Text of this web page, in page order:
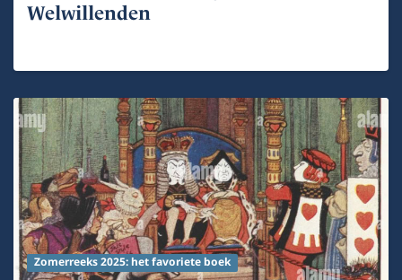
Welwillenden
Zomerreeks 2025: het favoriete boek